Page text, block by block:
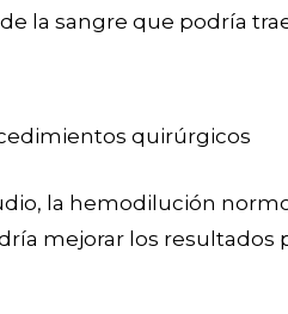
la sangre que podría
quirúrgicos
la hemodilución
mejorar los resultados